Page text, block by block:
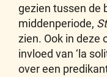
gezien tussen de
middenperiode,
zien. Ook in deze
invloed van ‘la
over een